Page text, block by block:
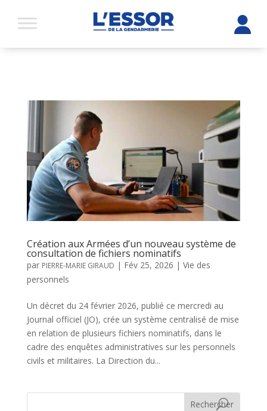
Création aux Armées d’un nouveau système de
consultation de fichiers nominatifs
par PIERRE-MARIE GIRAUD | Fév 25, 2026 | Vie des
personnels
Un décret du 24 février 2026, publié ce mercredi au
Journal officiel (JO), crée un système centralisé de mise
en relation de plusieurs fichiers nominatifs, dans le
cadre des enquêtes administratives sur les personnels
civils et militaires. La Direction du...
Rechercher